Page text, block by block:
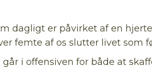
dagligt er påvirket af en
femte af os slutter livet som
i offensiven for både at